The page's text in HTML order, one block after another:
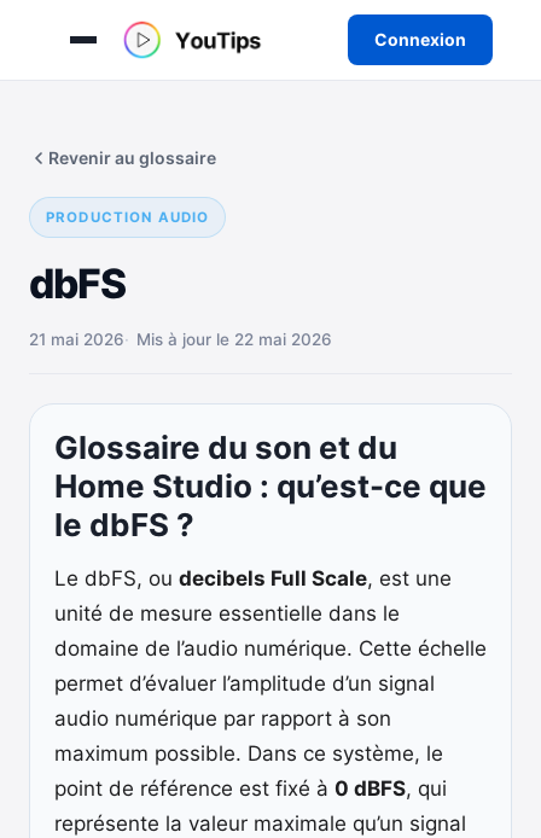
Connexion
contenu
PRODUCTION AUDIO
dbFS
Revenir au glossaire
21 mai 2026 Mis à jour le 22 mai 2026
Glossaire du son et du
Home Studio : qu’est-ce que
le dbFS ?
Le dbFS, ou decibels Full Scale, est une
unité de mesure essentielle dans le
domaine de l’audio numérique. Cette échelle
permet d’évaluer l’amplitude d’un signal
audio numérique par rapport à son
maximum possible. Dans ce système, le
point de référence est fixé à 0 dBFS, qui
représente la valeur maximale qu’un signal